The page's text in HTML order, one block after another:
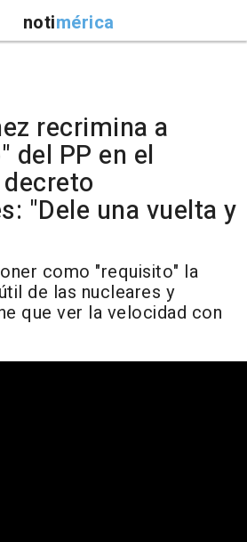
notimérica
recrimina a
del PP en el
"Dele una vuelta y
como "requisito" la
de las nucleares y
que ver la velocidad con